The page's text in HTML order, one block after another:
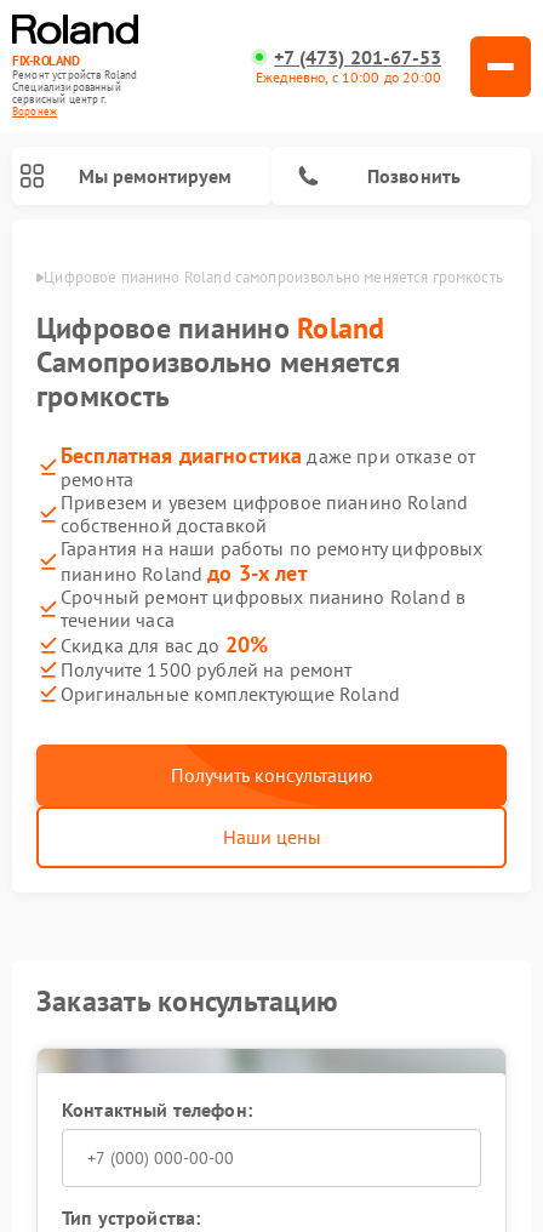
FIX-ROLAND
Ремонт устройств Roland
Специализированный
cервисный центр г.
Воронеж
+7 (473) 201-67-53
Ежедневно, с 10:00 до 20:00
Мы ремонтируем Позвонить
Цифровое пианино Roland самопроизвольно меняется громкость
Цифровое пианино Roland
Самопроизвольно меняется
громкость
Бесплатная диагностика даже при отказе от
ремонта
Привезем и увезем цифровое пианино Roland
собственной доставкой
Гарантия на наши работы по ремонту цифровых
пианино Rolandдо 3-х лет
Срочный ремонт цифровых пианино Roland в
течении часа
Скидка для вас до 20%
Получите 1500 рублей на ремонт
Оригинальные комплектующие Roland
Получить консультацию
Наши цены
Заказать консультацию
Контактный телефон:
Тип устройства: